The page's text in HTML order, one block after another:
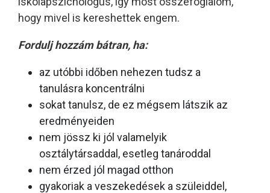
hogy mivel is kereshettek engem.
Fordulj hozzám bátran, ha:
az utóbbi időben nehezen tudsz a
tanulásra koncentrálni
sokat tanulsz, de ez mégsem látszik az
eredményeiden
nem jössz ki jól valamelyik
osztálytársaddal, esetleg tanároddal
nem érzed jól magad otthon
gyakoriak a veszekedések a szüleiddel,